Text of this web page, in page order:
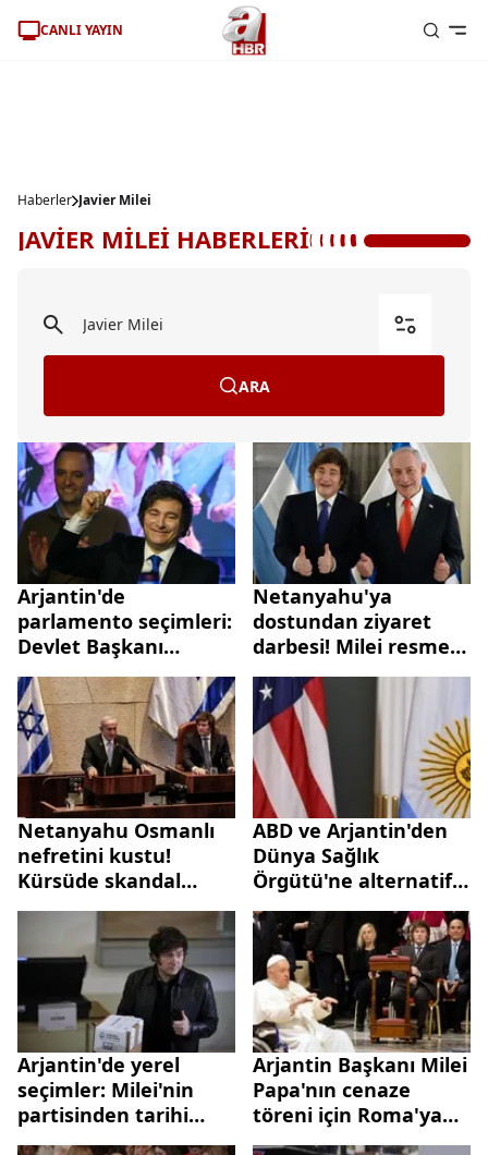
CANLI YAYIN
Haberler Javier Milei
JAVİER MİLEİ HABERLERİ
ARA
Arjantin'de
parlamento seçimleri:
Devlet Başkanı
Milei'nin partisi
kazandı
Netanyahu'ya
dostundan ziyaret
darbesi! Milei resmen
"gelme" dedi
Netanyahu Osmanlı
nefretini kustu!
Kürsüde skandal
sözler: Geri
dönmeyecek
ABD ve Arjantin'den
Dünya Sağlık
Örgütü'ne alternatif
sağlık sistemi çağrısı
Arjantin'de yerel
seçimler: Milei'nin
partisinden tarihi
zafer
Arjantin Başkanı Milei
Papa'nın cenaze
töreni için Roma'ya
gitti